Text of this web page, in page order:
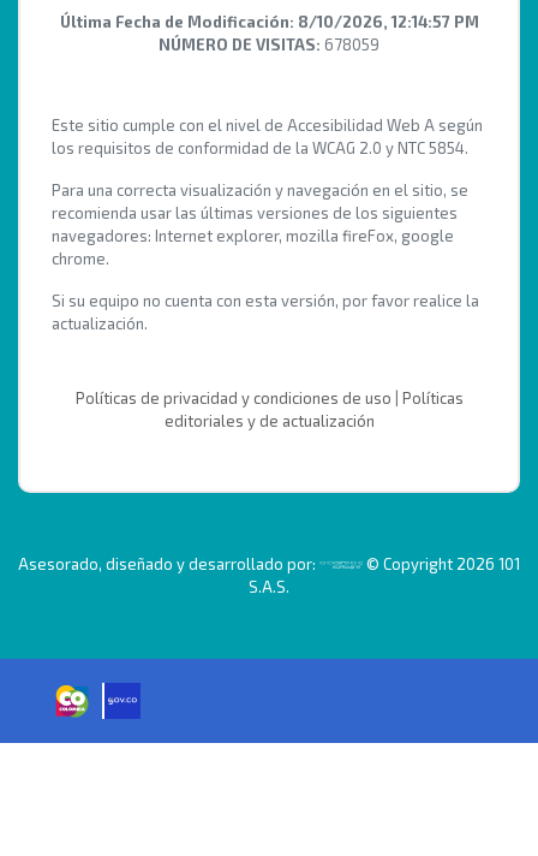
Última Fecha de Modificación: 8/10/2026, 12:14:57 PM
NÚMERO DE VISITAS: 678059
Este sitio cumple con el nivel de Accesibilidad Web A según
los requisitos de conformidad de la WCAG 2.0 y NTC 5854.
Para una correcta visualización y navegación en el sitio, se
recomienda usar las últimas versiones de los siguientes
navegadores: Internet explorer, mozilla fireFox, google
chrome.
Si su equipo no cuenta con esta versión, por favor realice la
actualización.
Políticas de privacidad y condiciones de uso | Políticas
editoriales y de actualización
Asesorado, diseñado y desarrollado por:
© Copyright 2026 101
S.A.S.